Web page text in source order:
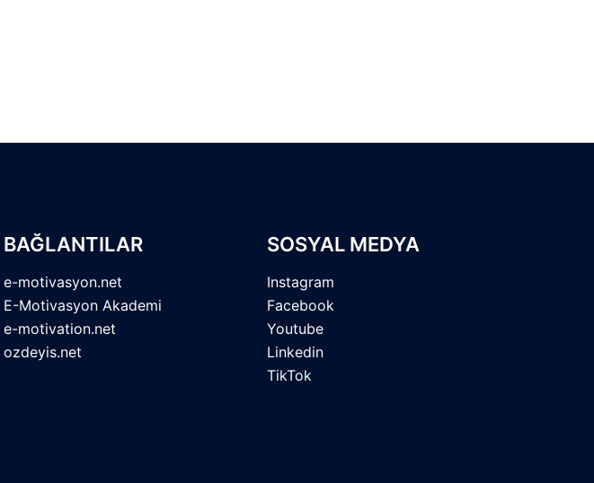
BAĞLANTILAR
e-motivasyon.net
E-Motivasyon Akademi
e-motivation.net
ozdeyis.net
SOSYAL MEDYA
Instagram
Facebook
Youtube
Linkedin
TikTok